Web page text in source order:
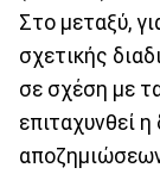
Στο μεταξύ,
σχετικής
σε σχέση με
επιταχυνθεί